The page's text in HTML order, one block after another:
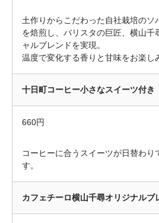
土作りからこだわった自社栽培のソ
を焙煎し、バリスタの巨匠、横山千
ャルブレンドを実現。
温度で変化する香りと甘味をお楽し
十日町コーヒー小さなスイーツ付き
660円
コーヒーに合うスイーツが日替わり
す。
カフェチーロ横山千尋オリジナルブ